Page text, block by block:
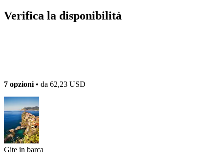
Verifica la disponibilità
7 opzioni • da 62,23 USD
Gite in barca